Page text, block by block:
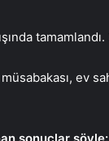
ev